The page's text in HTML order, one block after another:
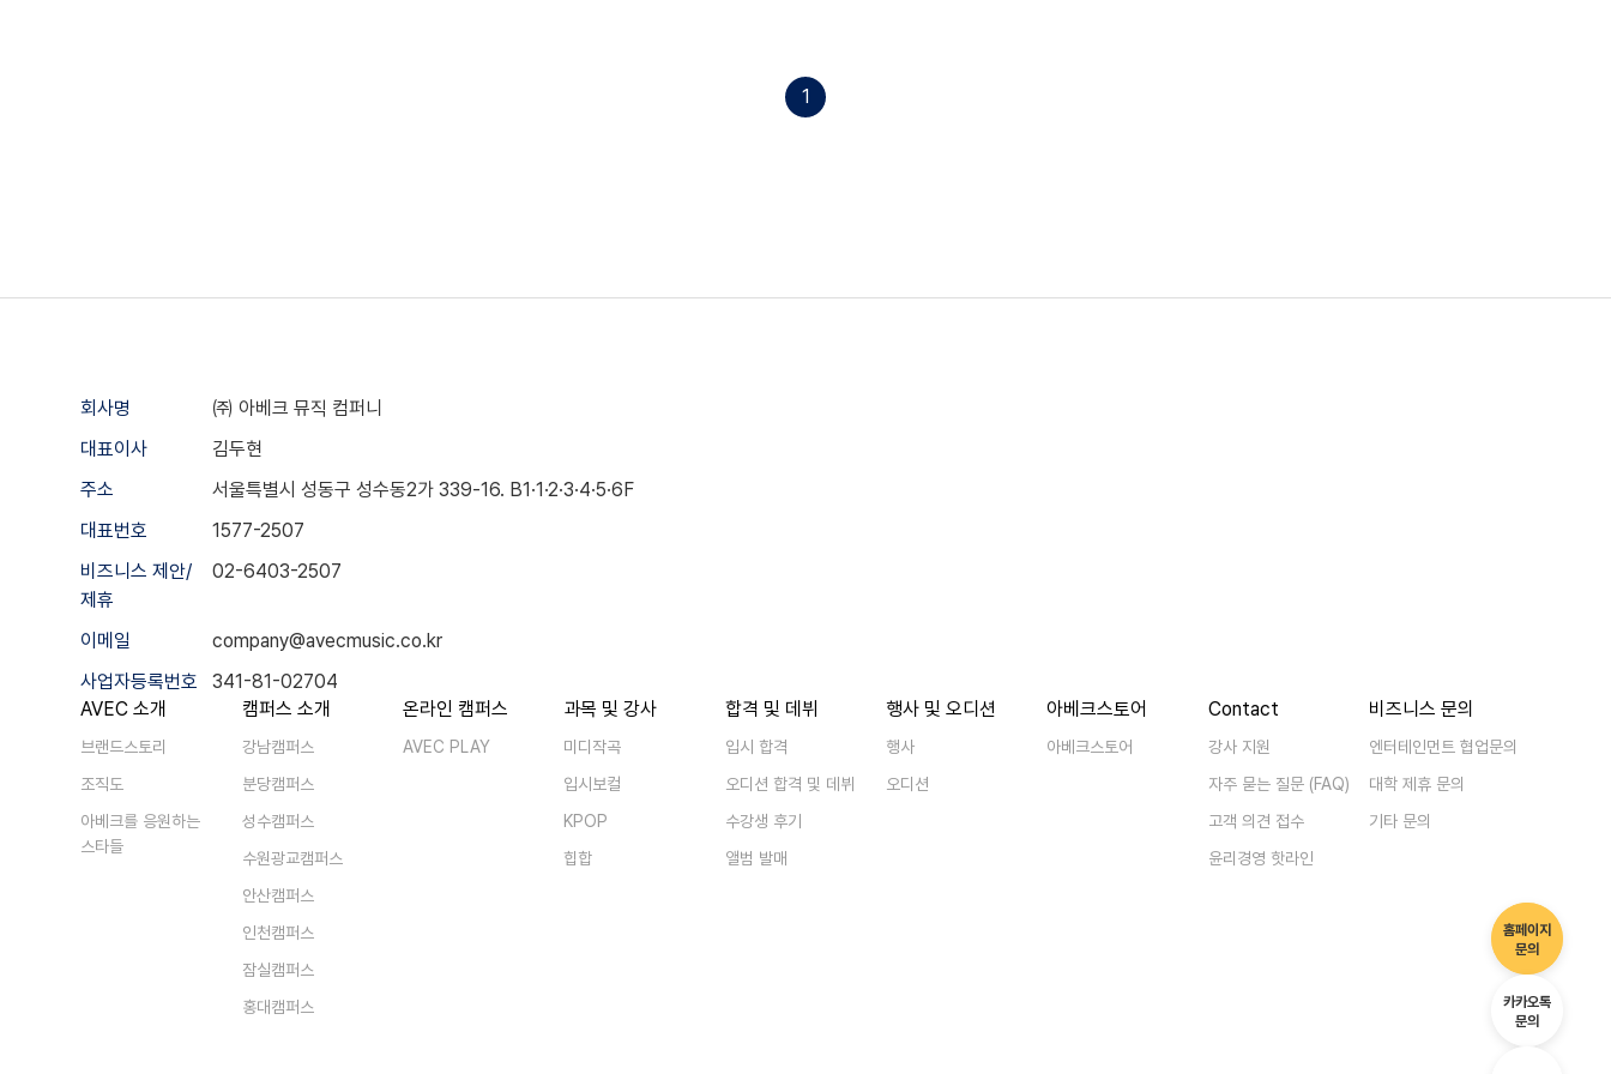
홈페이지
문의
카카오톡
문의
1
회사명
㈜ 아베크 뮤직 컴퍼니
대표이사
김두현
주소
서울특별시 성동구 성수동2가 339-16. B1·1·2·3·4·5·6F
대표번호
1577-2507
비즈니스 제안/
제휴
02-6403-2507
이메일
company@avecmusic.co.kr
사업자등록번호
341-81-02704
AVEC 소개
브랜드스토리
조직도
아베크를 응원하는
스타들
캠퍼스 소개
강남캠퍼스
분당캠퍼스
성수캠퍼스
수원광교캠퍼스
안산캠퍼스
인천캠퍼스
잠실캠퍼스
홍대캠퍼스
온라인 캠퍼스
AVEC PLAY
과목 및 강사
미디작곡
입시보컬
KPOP
힙합
합격 및 데뷔
입시 합격
오디션 합격 및 데뷔
수강생 후기
앨범 발매
행사 및 오디션
행사
오디션
아베크스토어
아베크스토어
Contact
강사 지원
자주 묻는 질문 (FAQ)
고객 의견 접수
윤리경영 핫라인
비즈니스 문의
엔터테인먼트 협업문의
대학 제휴 문의
기타 문의